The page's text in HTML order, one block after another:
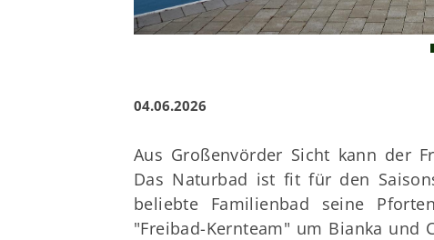
04.06.2026
Aus Großenvörder Sicht kann der
Das Naturbad ist fit für den
beliebte Familienbad seine
"Freibad-Kernteam" um Bianka und